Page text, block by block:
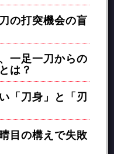
の打突機会の盲
一足一刀からの
は？
「刀身」と「刃
目の構えで失敗